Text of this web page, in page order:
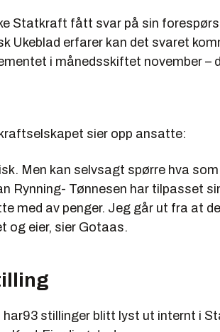
Statkraft fått svar på sin
Ukeblad erfarer kan det svaret
i månedsskiftet november –
sier opp ansatte:
Men kan selvsagt spørre hva
Rynning- Tønnesen har tilpasset
med av penger. Jeg går ut fra at
og eier, sier Gotaas.
har93 stillinger blitt lyst ut internt i